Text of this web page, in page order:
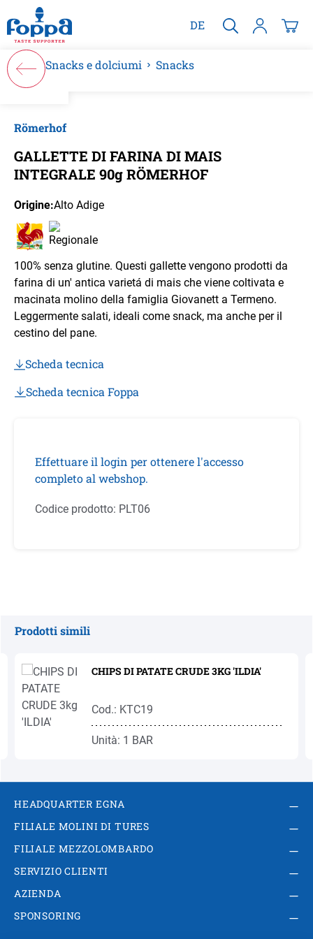
principale
DE
Snacks e dolciumi Snacks
Römerhof
GALLETTE DI FARINA DI MAIS
INTEGRALE 90g RÖMERHOF
Origine:Alto Adige
100% senza glutine. Questi gallette vengono prodotti da
farina di un' antica varietá di mais che viene coltivata e
macinata molino della famiglia Giovanett a Termeno.
Leggermente salati, ideali come snack, ma anche per il
cestino del pane.
Scheda tecnica
Scheda tecnica Foppa
Effettuare il login per ottenere l'accesso
completo al webshop.
Codice prodotto: PLT06
Prodotti simili
CHIPS DI PATATE CRUDE 3KG 'ILDIA'
Cod.: KTC19
Unità: 1 BAR
HEADQUARTER EGNA
FILIALE MOLINI DI TURES
FILIALE MEZZOLOMBARDO
SERVIZIO CLIENTI
AZIENDA
SPONSORING